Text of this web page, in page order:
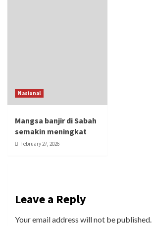
Nasional
Mangsa banjir di Sabah
semakin meningkat
February 27, 2026
Leave a Reply
Your email address will not be published.